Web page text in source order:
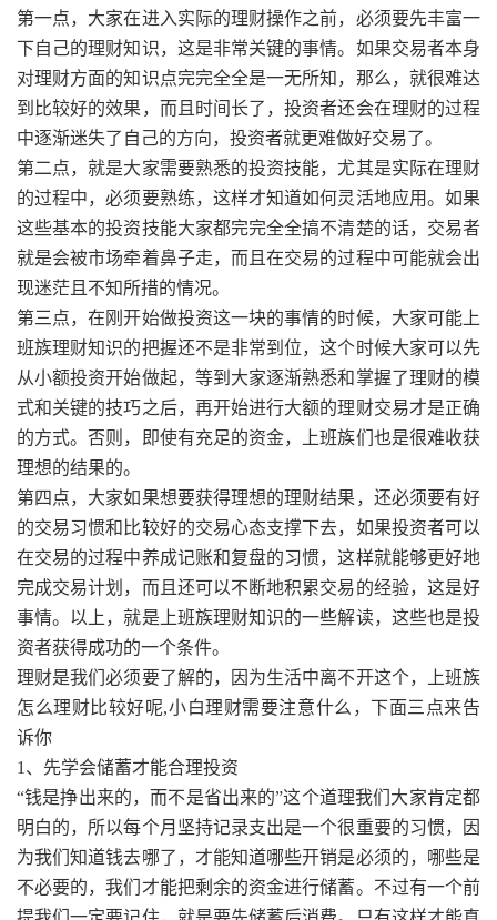
第一点，大家在进入实际的理财操作之前，必须要先丰富一
下自己的理财知识，这是非常关键的事情。如果交易者本身
对理财方面的知识点完完全全是一无所知，那么，就很难达
到比较好的效果，而且时间长了，投资者还会在理财的过程
中逐渐迷失了自己的方向，投资者就更难做好交易了。
第二点，就是大家需要熟悉的投资技能，尤其是实际在理财
的过程中，必须要熟练，这样才知道如何灵活地应用。如果
这些基本的投资技能大家都完完全全搞不清楚的话，交易者
就是会被市场牵着鼻子走，而且在交易的过程中可能就会出
现迷茫且不知所措的情况。
第三点，在刚开始做投资这一块的事情的时候，大家可能上
班族理财知识的把握还不是非常到位，这个时候大家可以先
从小额投资开始做起，等到大家逐渐熟悉和掌握了理财的模
式和关键的技巧之后，再开始进行大额的理财交易才是正确
的方式。否则，即使有充足的资金，上班族们也是很难收获
理想的结果的。
第四点，大家如果想要获得理想的理财结果，还必须要有好
的交易习惯和比较好的交易心态支撑下去，如果投资者可以
在交易的过程中养成记账和复盘的习惯，这样就能够更好地
完成交易计划，而且还可以不断地积累交易的经验，这是好
事情。以上，就是上班族理财知识的一些解读，这些也是投
资者获得成功的一个条件。
理财是我们必须要了解的，因为生活中离不开这个，上班族
怎么理财比较好呢,小白理财需要注意什么，下面三点来告
诉你
1、先学会储蓄才能合理投资
“钱是挣出来的，而不是省出来的”这个道理我们大家肯定都
明白的，所以每个月坚持记录支出是一个很重要的习惯，因
为我们知道钱去哪了，才能知道哪些开销是必须的，哪些是
不必要的，我们才能把剩余的资金进行储蓄。不过有一个前